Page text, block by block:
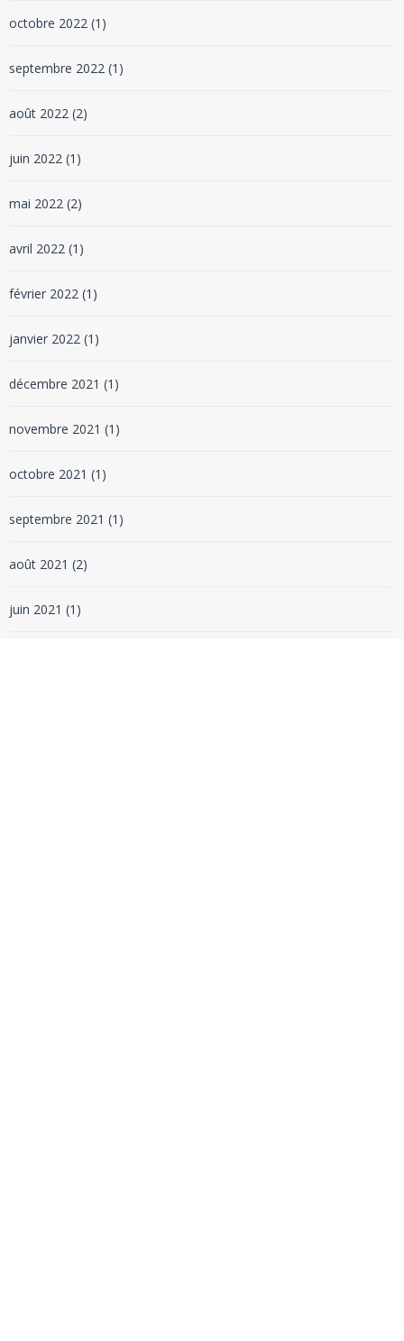
octobre 2022 (1)
septembre 2022 (1)
août 2022 (2)
juin 2022 (1)
mai 2022 (2)
avril 2022 (1)
février 2022 (1)
janvier 2022 (1)
décembre 2021 (1)
novembre 2021 (1)
octobre 2021 (1)
septembre 2021 (1)
août 2021 (2)
juin 2021 (1)